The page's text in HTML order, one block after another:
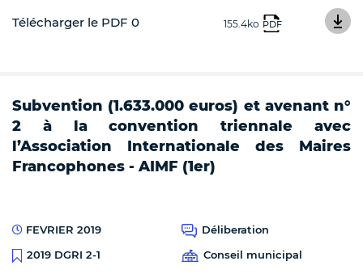
Télécharger le PDF 0 155.4ko PDF
Subvention (1.633.000 euros) et avenant n°
2 à la convention triennale avec
l’Association Internationale des Maires
Francophones - AIMF (1er)
FEVRIER 2019
Déliberation
2019 DGRI 2-1
Conseil municipal